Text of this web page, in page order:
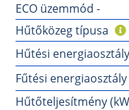
Hűtőközeg típusa
Hűtési energiaosztály
Fűtési energiaosztály
Hűtőteljesítmény
ECO üzemmód -